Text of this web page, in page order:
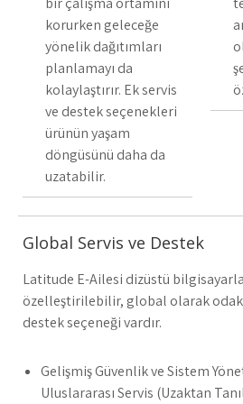
korurken geleceğe
yönelik dağıtımları
planlamayı da
kolaylaştırır. Ek servis
ve destek seçenekleri
ürünün yaşam
döngüsünü daha da
uzatabilir.
Global Servis ve Destek
Latitude E-Ailesi dizüstü
özelleştirilebilir, global olarak
destek seçeneği vardır.
Gelişmiş Güvenlik ve Sistem
Uluslararası Servis (Uzaktan